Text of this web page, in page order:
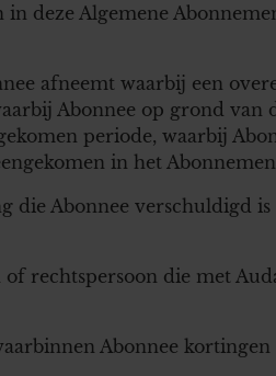
deze Algemene
afneemt waarbij een
Abonnee op grond van
periode, waarbij
in het
die Abonnee verschuldigd
rechtspersoon die met
Abonnee